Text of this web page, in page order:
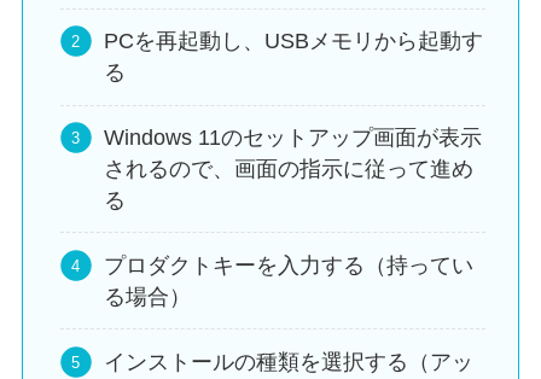
PCを再起動し、USBメモリから起動す
る
Windows 11のセットアップ画面が表示
されるので、画面の指示に従って進め
る
プロダクトキーを入力する（持ってい
る場合）
インストールの種類を選択する（アッ